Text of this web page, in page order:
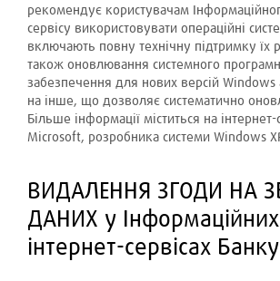
рекомендує користувачам
сервісу використовувати операційні
включають повну технічну підтримку їх
також оновлювання системного
забезпечення для нових версій Windows
на інше, що дозволяє систематично
Більше інформації міститься на інтернет-
Microsoft, розробника системи Windows
ВИДАЛЕННЯ ЗГОДИ НА
ДАНИХ у Інформаційних
інтернет-сервісах Банку